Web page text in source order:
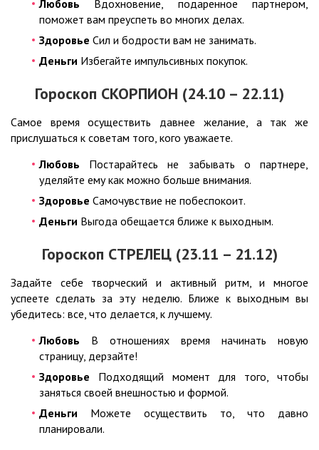
Любовь Вдохновение, подаренное партнером,
поможет вам преуспеть во многих делах.
Здоровье Сил и бодрости вам не занимать.
Деньги Избегайте импульсивных покупок.
Гороскоп СКОРПИОН (24.10 – 22.11)
Самое время осуществить давнее желание, а так же
прислушаться к советам того, кого уважаете.
Любовь Постарайтесь не забывать о партнере,
уделяйте ему как можно больше внимания.
Здоровье Самочувствие не побеспокоит.
Деньги Выгода обещается ближе к выходным.
Гороскоп СТРЕЛЕЦ (23.11 – 21.12)
Задайте себе творческий и активный ритм, и многое
успеете сделать за эту неделю. Ближе к выходным вы
убедитесь: все, что делается, к лучшему.
Любовь В отношениях время начинать новую
страницу, дерзайте!
Здоровье Подходящий момент для того, чтобы
заняться своей внешностью и формой.
Деньги Можете осуществить то, что давно
планировали.